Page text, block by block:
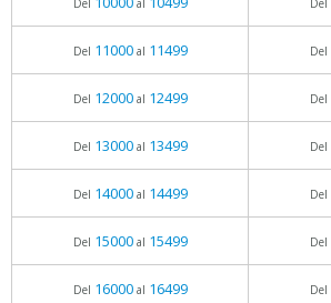
Del al Del
Del 11000al 11499 Del
Del 12000al 12499 Del
Del 13000al 13499 Del
Del 14000al 14499 Del
Del 15000al 15499 Del
Del 16000al 16499 Del